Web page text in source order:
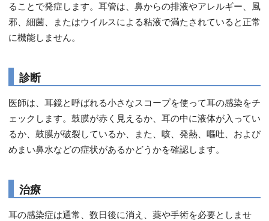
ることで発症します。耳管は、鼻からの排液やアレルギー、風
邪、細菌、またはウイルスによる粘液で満たされていると正常
に機能しません。
診断
医師は、耳鏡と呼ばれる小さなスコープを使って耳の感染をチ
ェックします。鼓膜が赤く見えるか、耳の中に液体が入ってい
るか、鼓膜が破裂しているか、また、咳、発熱、嘔吐、および
めまい鼻水などの症状があるかどうかを確認します。
治療
耳の感染症は通常、数日後に消え、薬や手術を必要としませ